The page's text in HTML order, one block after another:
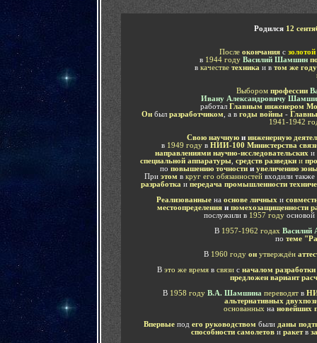
Родился 12
После окончания с золотой
в 1944 году Василий Шамшин
в качестве техника и в том же году
Выборомпрофессии
Ивану Александровичу
работал Главным инженером
Он был разработчиком , а в годы войны -
1941-1942
Свою научную и инженерную
в 1949 году в НИИ-100 Министерства
направлениями научно-исследовательских и
специальной аппаратуры, средств разведкии
по повышению точности и увеличению
При этом в круг его обязанностей входили также
разработка и передача промышленности
Реализованные на основе личных и
местоопределения ипомехозащищенности
послужили в 1957 году основой
В 1957-1962 годах Василий
по теме
В 1960 году он утверждён
Вэто же времяв связи сначалом
предложен вариант
В 1958 году В.А. Шамшина переводятв
альтернативных
основанных на новейших
Впервые под его руководством были даны
способности самолетов и ракет в